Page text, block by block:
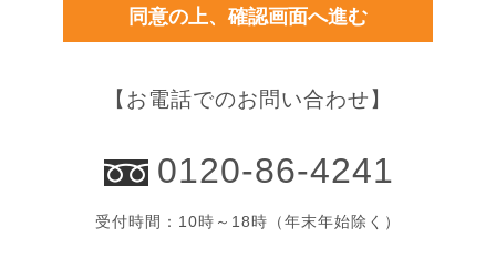
【お電話でのお問い合わせ】
0120-86-4241
受付時間：10時～18時（年末年始除く）